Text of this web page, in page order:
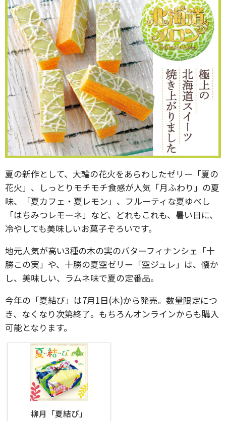
夏の新作として、大輪の花火をあらわしたゼリー「夏の
花火」、しっとりモチモチ食感が人気「月ふわり」の夏
味、「夏カフェ・夏レモン」、フルーティな夏ゆべし
「はちみつレモーネ」など、どれもこれも、暑い日に、
冷やしても美味しいお菓子ぞろいです。
地元人気が高い3種の木の実のバターフィナンシェ「十
勝この実」や、十勝の夏空ゼリー「空ジュレ」は、懐か
し、美味しい、ラムネ味で夏の定番品。
今年の「夏結び」は7月1日(木)から発売。数量限定につ
き、なくなり次第終了。もちろんオンラインからも購入
可能となります。
柳月「夏結び」